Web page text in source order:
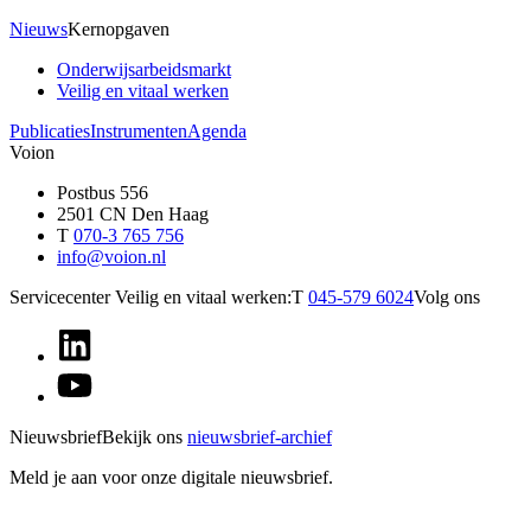
NieuwsKernopgaven
Onderwijsarbeidsmarkt
Veilig en vitaal werken
PublicatiesInstrumentenAgenda
Voion
Postbus 556
2501 CN Den Haag
T 070-3 765 756
info@voion.nl
Servicecenter Veilig en vitaal werken:T 045-579 6024Volg ons
NieuwsbriefBekijk ons nieuwsbrief-archief
Meld je aan voor onze digitale nieuwsbrief.